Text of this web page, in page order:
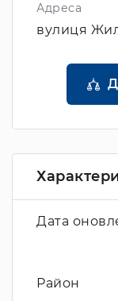
Адреса
вулиця
Район